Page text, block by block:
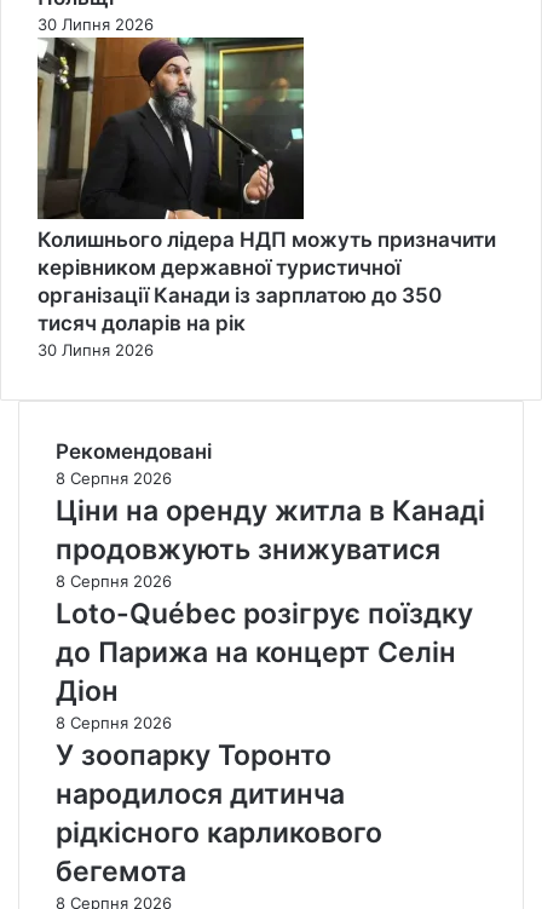
30 Липня 2026
Колишнього лідера НДП можуть призначити
керівником державної туристичної
організації Канади із зарплатою до 350
тисяч доларів на рік
30 Липня 2026
Рекомендовані
8 Серпня 2026
Ціни на оренду житла в Канаді
продовжують знижуватися
8 Серпня 2026
Loto-Québec розігрує поїздку
до Парижа на концерт Селін
Діон
8 Серпня 2026
У зоопарку Торонто
народилося дитинча
рідкісного карликового
бегемота
8 Серпня 2026